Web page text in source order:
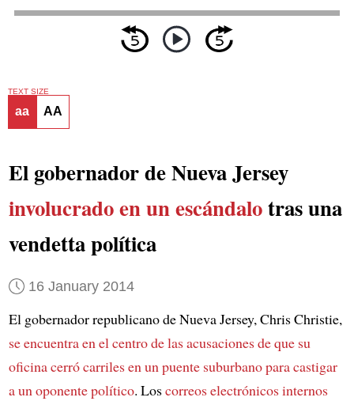
TEXT SIZE
aa AA
El gobernador de Nueva Jersey
involucrado en un escándalotras una
vendetta política
16 January 2014
El gobernador republicano de Nueva Jersey, Chris Christie,
se encuentra en el centro de las acusacionesde que su
oficina cerró carriles en un puente suburbanopara castigar
a un oponente político. Loscorreos electrónicos internos